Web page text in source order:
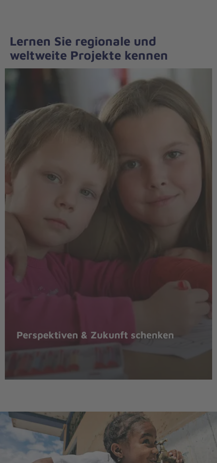
Lernen Sie regionale und
weltweite Projekte kennen
Perspektiven & Zukunft schenken